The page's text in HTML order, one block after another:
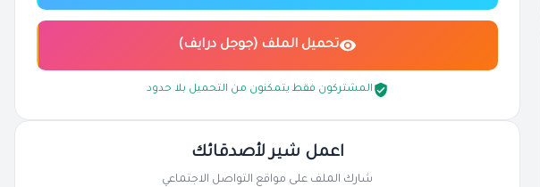
تحميل الملف (جوجل درايف)
المشتركون فقط يتمكنون من التحميل بلا حدود
اعمل شير لأصدقائك
شارك الملف على مواقع التواصل الاجتماعي